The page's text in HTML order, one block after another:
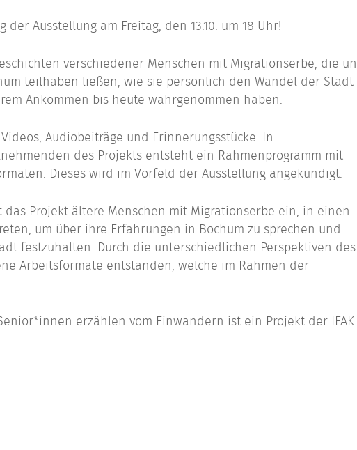
der Ausstellung am Freitag, den 13.10. um 18 Uhr!
verschiedener Menschen mit Migrationserbe, die
teilhaben ließen, wie sie persönlich den Wandel der Stadt
Ankommen bis heute wahrgenommen haben.
Audiobeiträge und Erinnerungsstücke. In
des Projekts entsteht ein Rahmenprogramm mit
Dieses wird im Vorfeld der Ausstellung angekündigt.
das Projekt ältere Menschen mit Migrationserbe ein, in einen
um über ihre Erfahrungen in Bochum zu sprechen und
festzuhalten. Durch die unterschiedlichen Perspektiven des
Arbeitsformate entstanden, welche im Rahmen der
erzählen vom Einwandern ist ein Projekt der IFAK